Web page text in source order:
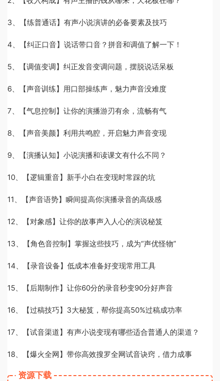
3、【练普通话】有声小说演讲的必备要素及技巧
4、【纠正口音】说话带口音？拼音和调值了解一下！
5、【调值变调】纠正发音变调问题，摆脱说话呆板
6、【声音训练】用口部操练声，魅力声音没难度
7、【气息控制】让你的演播游刃有余，流畅有气
8、【声音美颜】利用共鸣腔，开启魅力声音变现
9、【演播认知】小说演播和读课文有什么不同？
10、【逻辑重音】新手小白在变现时常踩的坑
11、【声音语势】瞬间提高你演播录音的高级感
12、【对象感】让你的故事声入人心的演说秘笈
13、【角色音控制】掌握这些技巧，成为“声优怪物”
14、【录音设备】低成本准备好变现常用工具
15、【后期制作】让你60分的录音秒变90分好声音
16、【过稿技巧】3大秘笈，帮你提高50%过稿成功率
17、【试音渠道】有声小说变现有哪些适合普通人的渠道？
18、【爆火全网】带你高效搜罗全网试音诀窍，借力成事
资源下载